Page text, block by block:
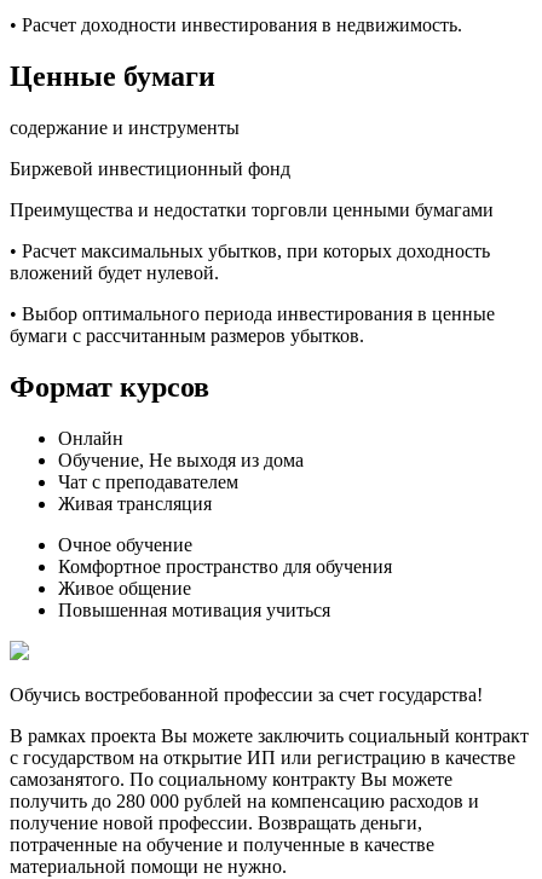
• Расчет доходности инвестирования в недвижимость.
Ценные бумаги
содержание и инструменты
Биржевой инвестиционный фонд
Преимущества и недостатки торговли ценными бумагами
• Расчет максимальных убытков, при которых доходность
вложений будет нулевой.
• Выбор оптимального периода инвестирования в ценные
бумаги с рассчитанным размеров убытков.
Формат курсов
Онлайн
Обучение, Не выходя из дома
Чат с преподавателем
Живая трансляция
Очное обучение
Комфортное пространство для обучения
Живое общение
Повышенная мотивация учиться
Обучись востребованной профессии за счет государства!
В рамках проекта Вы можете заключить социальный контракт
с государством на открытие ИП или регистрацию в качестве
самозанятого. По социальному контракту Вы можете
получить до 280 000 рублей на компенсацию расходов и
получение новой профессии. Возвращать деньги,
потраченные на обучение и полученные в качестве
материальной помощи не нужно.